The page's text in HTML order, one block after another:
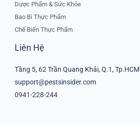
Dược Phẩm & Sức Khỏe
Bao Bì Thực Phẩm
Chế Biến Thực Phẩm
Liên Hệ
Tầng 5, 62 Trần Quang Khải, Q.1, Tp.HCM
support@pestsinsider.com
0941-228-244